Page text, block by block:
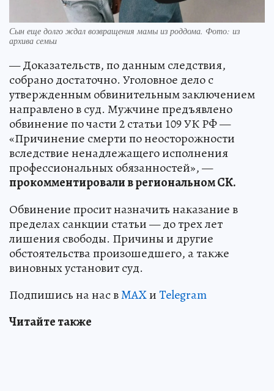
Сын еще долго ждал возвращения мамы из роддома. Фото: из
архива семьи
— Доказательств, по данным следствия,
собрано достаточно. Уголовное дело с
утвержденным обвинительным заключением
направлено в суд. Мужчине предъявлено
обвинение по части 2 статьи 109 УК РФ —
«Причинение смерти по неосторожности
вследствие ненадлежащего исполнения
профессиональных обязанностей», —
прокомментировали в региональном СК.
Обвинение просит назначить наказание в
пределах санкции статьи — до трех лет
лишения свободы. Причины и другие
обстоятельства произошедшего, а также
виновных установит суд.
Подпишись на нас вMAXиTelegram
Читайте также